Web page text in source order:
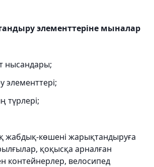
элементтеріне мыналар
нысандары;
элементтері;
түрлері;
жабдық-көшені жарықтандыруға
қоқысқа арналған
контейнерлер, велосипед